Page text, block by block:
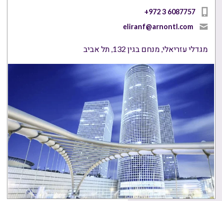
+972 3 6087757
eliranf@arnontl.com
מגדלי עזריאלי, מנחם בגין 132, תל אביב